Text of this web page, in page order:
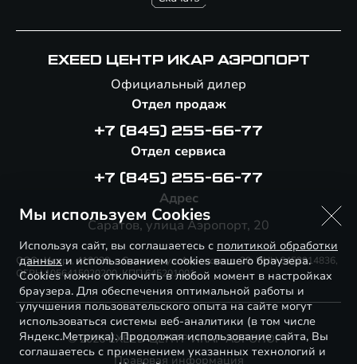
EXEED ЦЕНТР ИКАР АЭРОПОРТ
Официальный дилер
Отдел продаж
+7 (845) 255-66-77
Отдел сервиса
+7 (845) 255-66-77
Адрес
Саратов, улица Аэропорт, 20
ООО «Икар», 410038, г. Саратов, ул. Аэропорт, д. 20, ИНН 6452914836,
ОГРН 1056415020200, КПП 645201001
© 2026 EXEED ЦЕНТР ИКАР АЭРОПОРТ
Правовая информация
Мы используем Cookies
Используя сайт, вы соглашаетесь с политикой обработки
данныхи использованием cookies вашего браузера.
Cookies можно отключить в любой момент в настройках
браузера. Для обеспечения оптимальной работы и
улучшения пользовательского опыта на сайте могут
использоваться системы веб-аналитики (в том числе
Яндекс.Метрика). Продолжая использование сайта, Вы
соглашаетесь с применением указанных технологий и